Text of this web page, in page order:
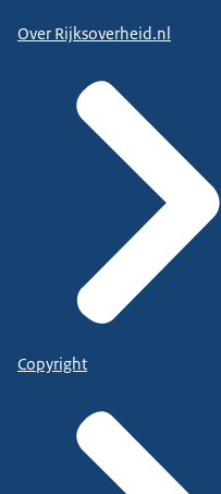
Over Rijksoverheid.nl
Copyright